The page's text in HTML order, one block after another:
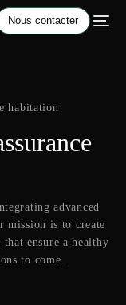
Nous contacter
habitation
advanced
mission is to create
ensure a healthy
to come.